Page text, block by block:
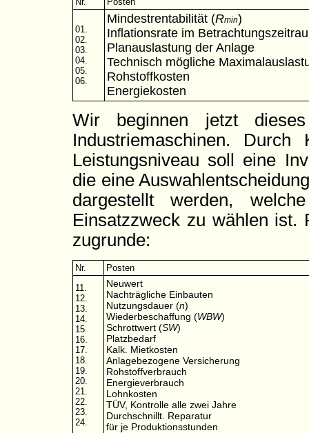
01.
02.
03.
04.
05.
06.
Mindestrentabilität (Rmin)
Inflationsrate im
Planauslastung der Anlage
Technisch mögliche
Rohstoffkosten
Energiekosten
Wir beginnen jetzt
Industriemaschinen.
Leistungsniveau soll eine
die eine
dargestellt werden,
Einsatzzweck zu wählen ist.
zugrunde:
Nr.
Posten
11.
12.
13.
14.
15.
16.
17.
18.
19.
20.
21.
22.
23.
24.
Neuwert
Nachträgliche Einbauten
Nutzungsdauer (n)
Wiederbeschaffung (WBW)
Schrottwert (SW)
Platzbedarf
Kalk. Mietkosten
Anlagebezogene Versicherung
Rohstoffverbrauch
Energieverbrauch
Lohnkosten
TÜV, Kontrolle alle zwei Jahre
Durchschnillt. Reparatur
für je Produktionsstunden